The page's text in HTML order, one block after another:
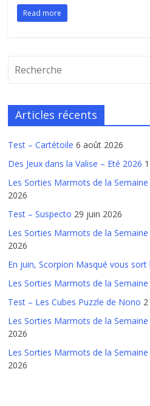
Read more
Articles récents
Test – Cartétoile 6 août 2026
Des Jeux dans la Valise – Eté 2026
Les Sorties Marmots de la
2026
Test – Suspecto 29 juin 2026
Les Sorties Marmots de la Semaine
2026
En juin, Scorpion Masqué vous sort
Les Sorties Marmots de la Semaine
Test – Les Cubes Puzzle de Nono
Les Sorties Marmots de la
2026
Les Sorties Marmots de la
2026